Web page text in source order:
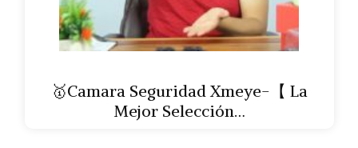
🥇Camara Seguridad Xmeye-【 La
Mejor Selección…